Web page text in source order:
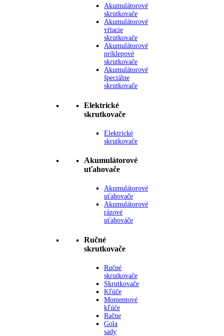
Akumulátorové
skrutkovače
Akumulátorové
vŕtacie
skrutkovače
Akumulátorové
príklepové
skrutkovače
Akumulátorové
špeciálne
skrutkovače
Elektrické
skrutkovače
Elektrické
skrutkovače
Akumulátorové
uťahovače
Akumulátorové
uťahovače
Akumulátorové
rázové
uťahováče
Ručné
skrutkovače
Ručné
skrutkovače
Skrutkovače
Kľúče
Momentové
kľúče
Račne
Gola
sady